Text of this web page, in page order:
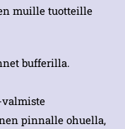
muille tuotteille
bufferilla.
valmiste
pinnalle ohuella,